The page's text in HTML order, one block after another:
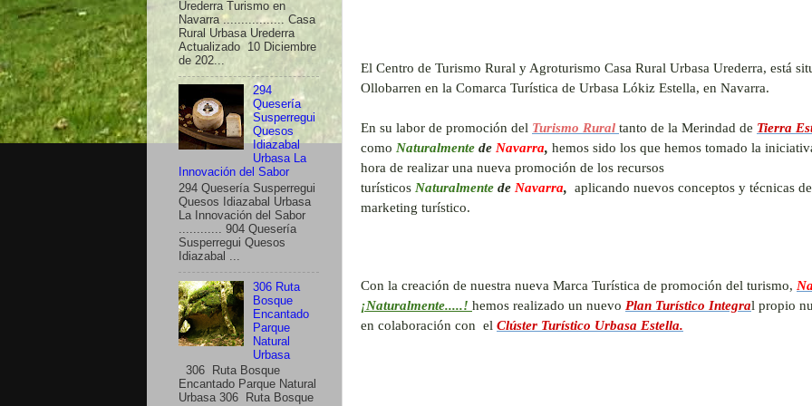
El Centro de Turismo Rural y Agroturismo Casa Rural Urbasa Urederra, está
Ollobarren en la Comarca Turística de Urbasa Lókiz Estella, en Navarra.
En su labor de promoción del Turismo Rural tanto de la Merindad de Tierra
como Naturalmente de Navarra, hemos sido los que hemos tomado la
hora de realizar una nueva promoción de los recursos
turísticos Naturalmente de Navarra, aplicando nuevos conceptos y técnicas de
marketing turístico.
Con la creación de nuestra nueva Marca Turística de promoción del turismo,
¡Naturalmente.....! hemos realizado un nuevo Plan Turístico Integral propio
en colaboración con el Clúster Turístico Urbasa Estella.
Urederra Turismo en
Navarra ................. Casa
Rural Urbasa Urederra
Actualizado 10 Diciembre
de 202...
294
Quesería
Susperregui
Quesos
Idiazabal
Urbasa La
Innovación del Sabor
294 Quesería Susperregui
Quesos Idiazabal Urbasa
La Innovación del Sabor
............ 904 Quesería
Susperregui Quesos
Idiazabal ...
306 Ruta
Bosque
Encantado
Parque
Natural
Urbasa
306 Ruta Bosque
Encantado Parque Natural
Urbasa 306 Ruta Bosque